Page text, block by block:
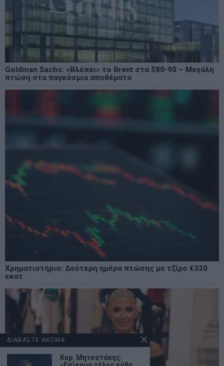
Goldman Sachs: «Βλέπει» το Brent στα $80-90 – Μεγάλη
πτώση στα παγκόσμια αποθέματα
Χρηματιστήριο: Δεύτερη ημέρα πτώσης με τζίρο €320
εκατ.
ΔΙΑΒΑΣΤΕ ΑΚΟΜΑ
Κυρ. Μητσοτάκης: